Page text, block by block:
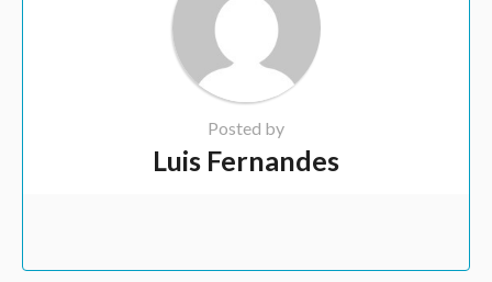
Posted by
Luis Fernandes